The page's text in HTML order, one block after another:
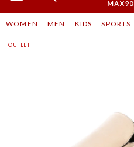
WOMEN MEN KIDS SPORTS